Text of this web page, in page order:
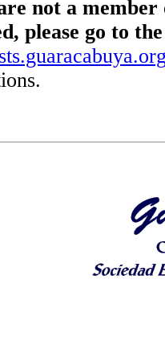
not a
please go to